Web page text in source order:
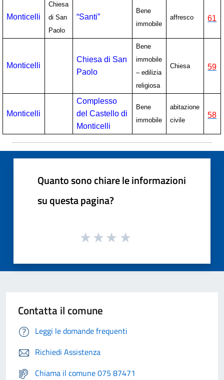
Monticelli
Chiesa
di San
Paolo
“Santi”
Bene
immobile
affresco 61
Monticelli
Chiesa di San
Paolo
Bene
immobile
– edilizia
religiosa
Chiesa 59
Monticelli
Complesso
del Castello di
Monticelli
Bene
immobile
abitazione
civile
58
Quanto sono chiare le informazioni
su questa pagina?
Contatta il comune
Leggi le domande frequenti
Richiedi Assistenza
Chiama il comune 075 87471